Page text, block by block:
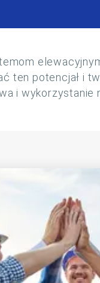
ten potencjał i
i wykorzystanie